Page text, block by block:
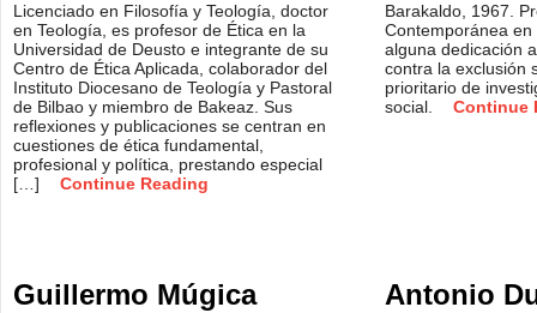
Licenciado en Filosofía y Teología, doctor
en Teología, es profesor de Ética en la
Universidad de Deusto e integrante de su
Centro de Ética Aplicada, colaborador del
Instituto Diocesano de Teología y Pastoral
de Bilbao y miembro de Bakeaz. Sus
reflexiones y publicaciones se centran en
cuestiones de ética fundamental,
profesional y política, prestando especial
[…]
Continue Reading
Barakaldo, 1967.
Contemporánea en
alguna dedicación
contra la exclusión
prioritario de
social.
Continue
Guillermo Múgica Antonio